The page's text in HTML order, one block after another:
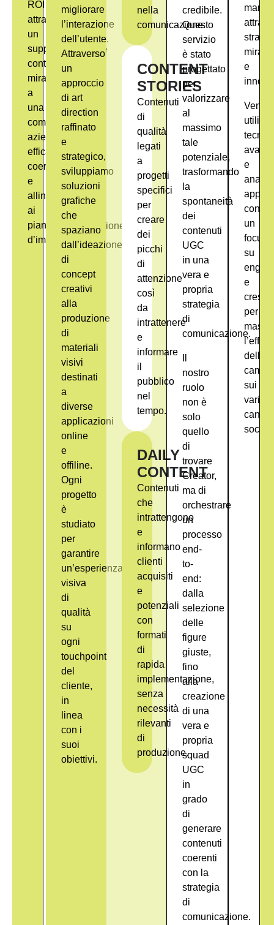
ROI
attraverso
un
supporto
continuo
mirato
a
una
comunicazione
aziendale
efficace,
coerente
e
allineata
ai
piani
d’impresa.
le
aziende
nella
produzione
di
contenuti
mirati,
in
linea
con
gli
obiettivi
di
marketing
e
comunicazione.
mirate
e
e
analisi
con
un
focus
su
e
per
delle
sui
vari
canali
social.
migliorare
l’interazione
dell’utente.
Attraverso
un
approccio
di art
direction
raffinato
e
strategico,
sviluppiamo
soluzioni
graﬁche
che
spaziano
dall’ideazione
di
concept
creativi
alla
produzione
di
materiali
visivi
destinati
a
diverse
applicazioni
online
e
offiline.
Ogni
progetto
è
studiato
per
garantire
un’esperienza
visiva
di
qualità
su
ogni
touchpoint
del
cliente,
in
linea
con i
suoi
obiettivi.
nella
comunicazione.
CONTENT
STORIES
Contenuti
di
qualità
legati
a
progetti
specifici
per
creare
dei
picchi
di
attenzione
così
da
intrattenere
e
informare
il
pubblico
nel
tempo.
DAILY
CONTENT
Contenuti
che
intrattengono
e
informano
clienti
acquisiti
e
potenziali
con
formati
di
rapida
implementazione,
senza
necessità
rilevanti
di
produzione.
credibile.
Questo
servizio
è stato
progettato
per
valorizzare
al
massimo
tale
potenziale,
trasformando
la
spontaneità
dei
contenuti
UGC
in una
vera e
propria
strategia
di
comunicazione.
nostro
ruolo
non è
solo
quello
di
trovare
Creator,
ma di
orchestrare
un
processo
end-
to-
end:
dalla
selezione
delle
figure
giuste,
fino
alla
creazione
di una
vera e
propria
squad
UGC
in
grado
di
generare
contenuti
coerenti
con la
strategia
di
comunicazione.